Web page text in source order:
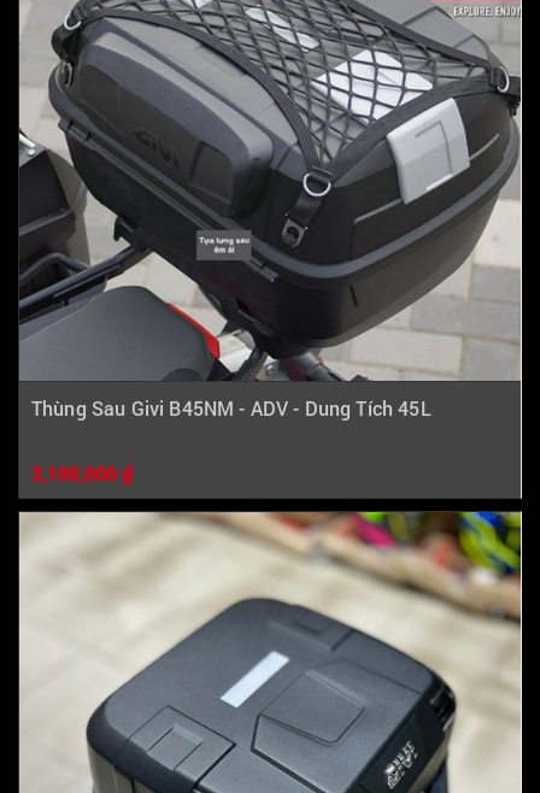
Thùng Sau Givi B45NM - ADV - Dung Tích 45L
3,100,000 ₫